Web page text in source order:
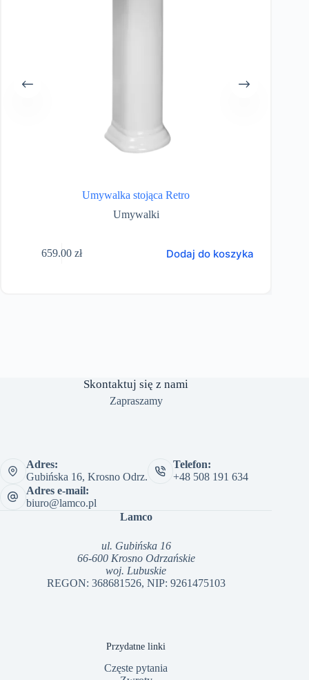
Umywalka stojąca Retro
Umywalki
659.00zł Dodaj do koszyka
Skontaktuj się z nami
Zapraszamy
Adres:
Gubińska 16, Krosno Odrz.
Telefon:
+48 508 191 634
Adres e-mail:
biuro@lamco.pl
Lamco
ul. Gubińska 16
66-600 Krosno Odrzańskie
woj. Lubuskie
REGON: 368681526, NIP: 9261475103
Przydatne linki
Częste pytania